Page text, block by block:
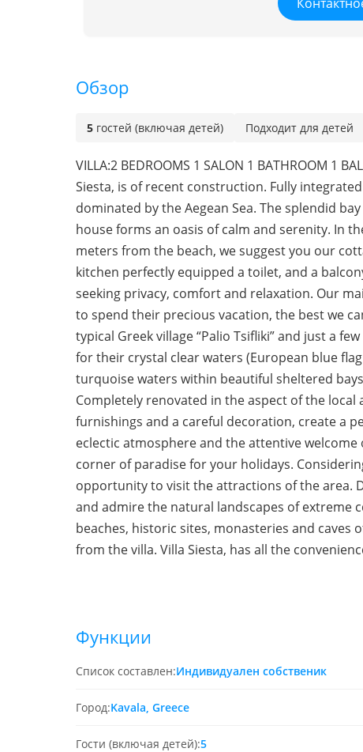
Обзор
5 гостей (включая детей) Подходит для детей
VILLA:2 BEDROOMS 1 SALON 1 BATHROOM 1
Siesta, is of recent construction. Fully
dominated by the Aegean Sea. The splendid
house forms an oasis of calm and serenity. In
meters from the beach, we suggest you our
kitchen perfectly equipped a toilet, and a
seeking privacy, comfort and relaxation. Our
to spend their precious vacation, the best we
typical Greek village “Palio Tsifliki” and just a
for their crystal clear waters (European blue
turquoise waters within beautiful sheltered
Completely renovated in the aspect of the
furnishings and a careful decoration, create a
eclectic atmosphere and the attentive
corner of paradise for your holidays.
opportunity to visit the attractions of the area.
and admire the natural landscapes of extreme
beaches, historic sites, monasteries and
from the villa. Villa Siesta, has all the
Функции
Список составлен:Индивидуален собственик
Город:Kavala, Greece
Гости (включая детей):5